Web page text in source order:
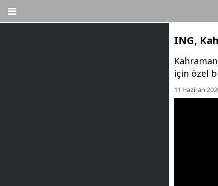
ING,
için özel
11 Haziran